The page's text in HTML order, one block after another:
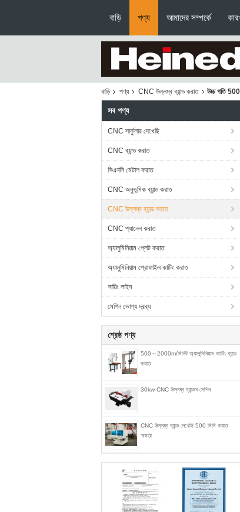
বাড়ি পণ্য আমাদের সম্পর্কে
বাড়ি পণ্য CNC উল্লম্ব ব্যান্ড করাত উচ্চ গতি
সব পণ্য
CNC সার্কুলার দেখেছি
CNC ব্যান্ড করাত
সিএনসি মেটাল করাত
CNC অনুভূমিক ব্যান্ড করাত
CNC উল্লম্ব ব্যান্ড করাত
CNC প্যানেল করাত
অ্যালুমিনিয়াম প্লেট করাত
অ্যালুমিনিয়াম প্রোফাইল কাটিং করাত
সায়িং লাইন
মেশিন ভোগ্য দ্রব্য
শ্রেষ্ঠ পণ্য
500～2000m/মিনিট অ্যালুমিনিয়াম কাটিং ব্যান্ড
করাত
30kw CNC উল্লম্ব ব্যান্ডস মেশিন
CNC উল্লম্ব ব্যান্ড দেখেছি 500 মিমি করাত
ক্ষমতা